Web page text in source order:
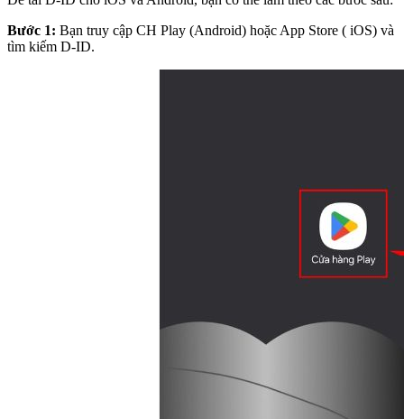
Bước 1: Bạn truy cập CH Play (Android) hoặc App Store ( iOS) và
tìm kiếm D-ID.